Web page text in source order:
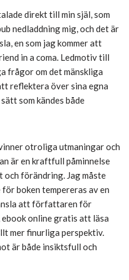
direkt till min själ, som
nedladdning mig, och det är
en som jag kommer att
in a coma. Ledmotiv till
frågor om det mänskliga
reflektera över sina egna
som kändes både
otroliga utmaningar och
är en kraftfull påminnelse
förändring. Jag måste
boken tempereras av en
att författaren för
online gratis att läsa
mer finurliga perspektiv.
är både insiktsfull och